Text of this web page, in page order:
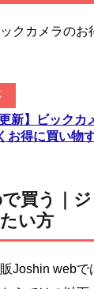
クカメラのお
更新】ビックカ
お得に買い物
買う｜
い方
Joshin web